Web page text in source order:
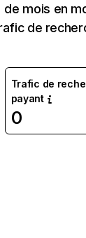
de mois en
de
Trafic de
payant
0